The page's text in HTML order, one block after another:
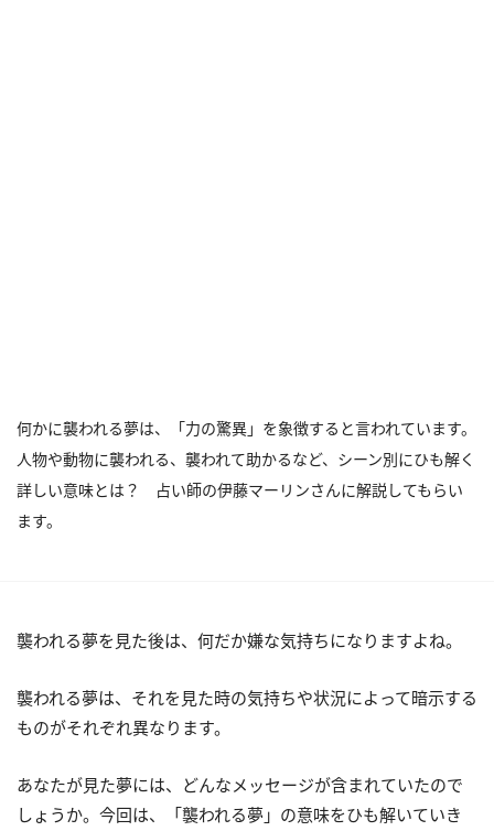
何かに襲われる夢は、「力の驚異」を象徴すると言われています。
人物や動物に襲われる、襲われて助かるなど、シーン別にひも解く
詳しい意味とは？ 占い師の伊藤マーリンさんに解説してもらい
ます。
襲われる夢を見た後は、何だか嫌な気持ちになりますよね。
襲われる夢は、それを見た時の気持ちや状況によって暗示する
ものがそれぞれ異なります。
あなたが見た夢には、どんなメッセージが含まれていたので
しょうか。今回は、「襲われる夢」の意味をひも解いていき